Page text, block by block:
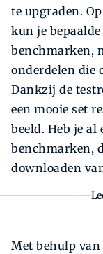
te upgraden.
kun je
benchmarken,
onderdelen die
Dankzij de
een mooie set
beeld. Heb je al
benchmarken,
downloaden
Met behulp van